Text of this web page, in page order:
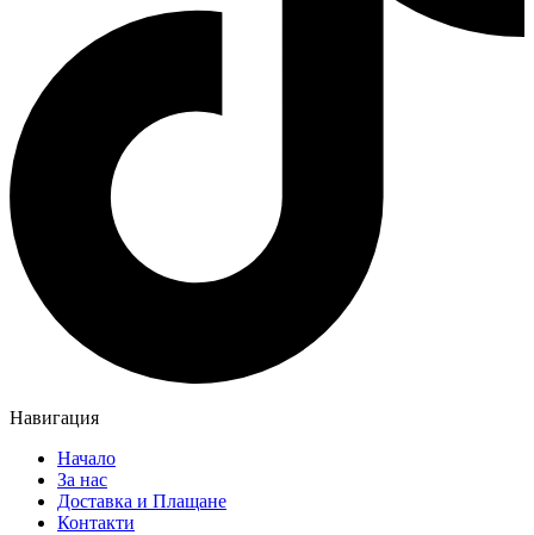
Навигация
Начало
За нас
Доставка и Плащане
Контакти